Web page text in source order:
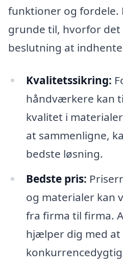
funktioner og fordele.
grunde til, hvorfor det
beslutning at
Kvalitetssikring:
håndværkere kan
kvalitet i
at sammenligne,
bedste løsning.
Bedste pris:
og materialer kan
fra firma til firma.
hjælper dig med at